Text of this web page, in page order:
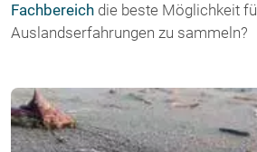
Fachbereich die beste Möglichkeit
Auslandserfahrungen zu sammeln?